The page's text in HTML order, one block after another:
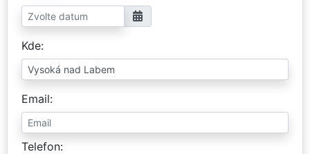
Kde
Email
Telefon